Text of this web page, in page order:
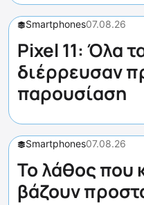
Smartphones07.08.26
Pixel 11: Όλα
διέρρευσαν
παρουσίαση
Smartphones07.08.26
Το λάθος που
βάζουν